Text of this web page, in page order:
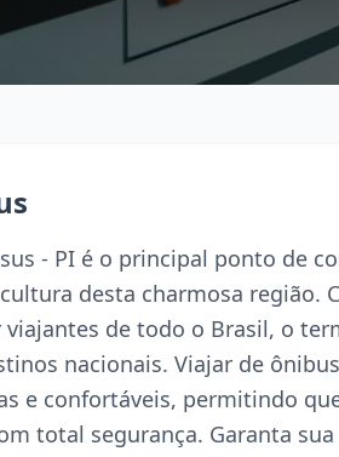
- PI é o principal ponto de
desta charmosa região.
viajantes de todo o Brasil, o
nacionais. Viajar de
e confortáveis, permitindo
total segurança. Garanta